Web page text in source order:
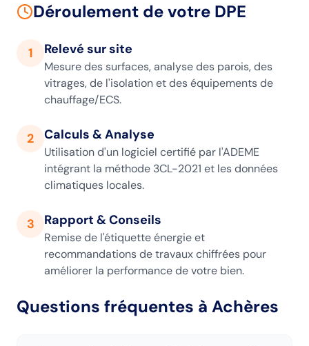
Déroulement de votre DPE
1 Relevé sur site
Mesure des surfaces, analyse des parois, des
vitrages, de l'isolation et des équipements de
chauffage/ECS.
2 Calculs & Analyse
Utilisation d'un logiciel certifié par l'ADEME
intégrant la méthode 3CL-2021 et les données
climatiques locales.
3 Rapport & Conseils
Remise de l'étiquette énergie et
recommandations de travaux chiffrées pour
améliorer la performance de votre bien.
Questions fréquentes à Achères